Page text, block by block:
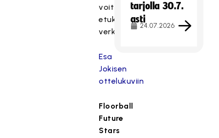
voittomaalin
etukulmasta
verkkoon.
Esa
Jokisen
ottelukuviin
Floorball
Future
Stars
tarjolla 30.7.
asti
24.07.2026